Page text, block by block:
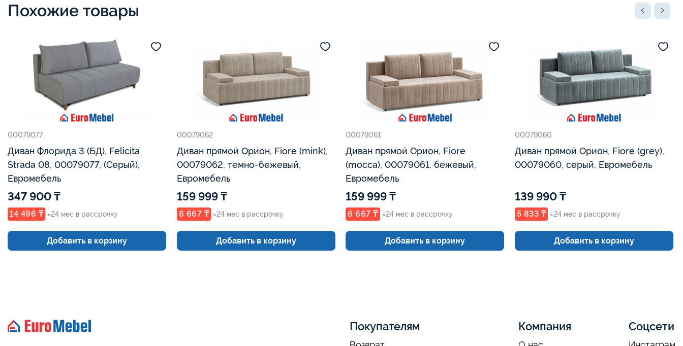
Похожие товары
00079077
Диван Флорида 3 (БД), Felicita
Strada 08, 00079077, (Серый),
Евромебель
347 900 ₸
14 496 ₸ ×24 мес в рассрочку
Добавить в корзину
00079062
Диван прямой Орион, Fiore (mink),
00079062, темно-бежевый,
Евромебель
159 999 ₸
6 667 ₸ ×24 мес в рассрочку
Добавить в корзину
00079061
Диван прямой Орион, Fiore
(mocca), 00079061, бежевый,
Евромебель
159 999 ₸
6 667 ₸ ×24 мес в рассрочку
Добавить в корзину
00079060
Диван прямой Орион, Fiore (grey),
00079060, серый, Евромебель
139 990 ₸
5 833 ₸ ×24 мес в рассрочку
Добавить в корзину
Покупателям Компания Соцсети